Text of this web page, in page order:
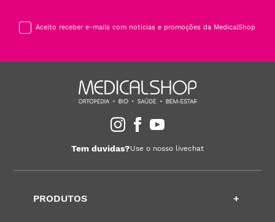
Aceito receber e-mails com notícias e promoções da MedicalShop
Tem duvidas?Use o nosso livechat
PRODUTOS +